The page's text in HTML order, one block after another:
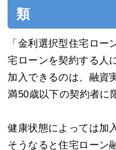
類
「金利選択型住宅ロ
宅ローンを契約する人
加入できるのは、融資
満50歳以下の契約者に
健康状態によっては加
そうなると住宅ローン